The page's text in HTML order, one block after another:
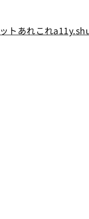
トあれこれ